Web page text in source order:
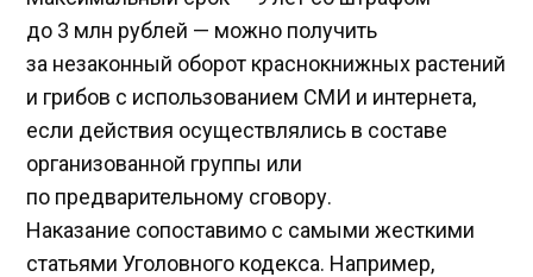
до 3 млн рублей — можно получить
за незаконный оборот краснокнижных растений
и грибов с использованием СМИ и интернета,
если действия осуществлялись в составе
организованной группы или
по предварительному сговору.
Наказание сопоставимо с самыми жесткими
статьями Уголовного кодекса. Например,